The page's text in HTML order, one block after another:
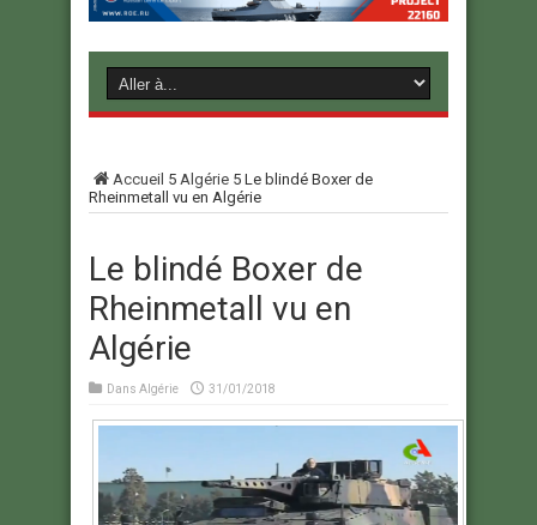
Accueil 5 Algérie 5 Le blindé Boxer de
Rheinmetall vu en Algérie
Le blindé Boxer de
Rheinmetall vu en
Algérie
Dans Algérie 31/01/2018